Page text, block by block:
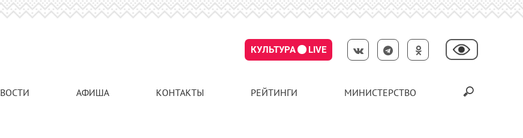
КУЛЬТУРА LIVE
АФИША КОНТАКТЫ РЕЙТИНГИ МИНИСТЕРСТВО